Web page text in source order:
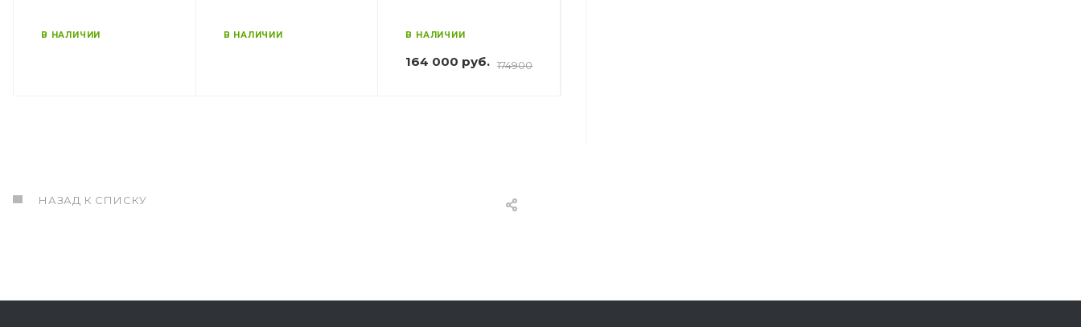
В НАЛИЧИИ В НАЛИЧИИ В НАЛИЧИИ
164 000 руб. 174900
НАЗАД К СПИСКУ